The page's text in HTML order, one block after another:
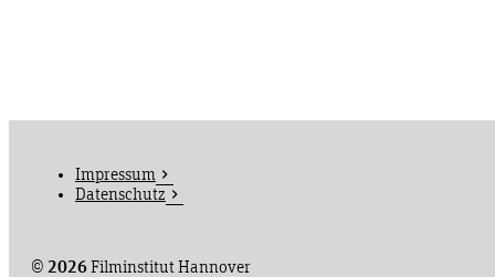
© 2026Filminstitut Hannover
Impressum
Datenschutz